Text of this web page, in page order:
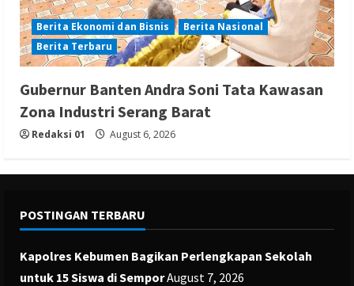
Berita Ekonomi dan Bisnis
Berita Nasional
Berita Terbaru
Gubernur Banten Andra Soni Tata Kawasan
Zona Industri Serang Barat
Redaksi 01 August 6, 2026
POSTINGAN TERBARU
Kapolres Kebumen Bagikan Perlengkapan Sekolah
untuk 15 Siswa di SemporAugust 7, 2026